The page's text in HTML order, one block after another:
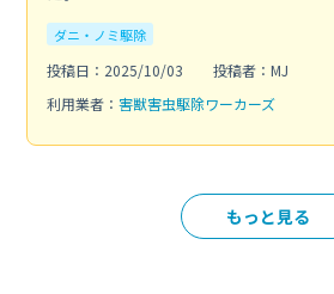
ダニ・ノミ駆除
投稿日：2025/10/03
投稿者：MJ
利用業者： 害獣害虫駆除ワーカーズ
もっと見る